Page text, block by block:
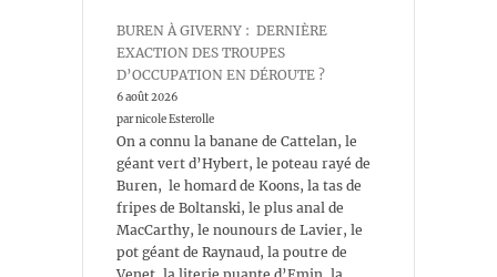
BUREN À GIVERNY : DERNIÈRE
EXACTION DES TROUPES
D’OCCUPATION EN DÉROUTE ?
6 août 2026
par nicole Esterolle
On a connu la banane de Cattelan, le
géant vert d’Hybert, le poteau rayé de
Buren, le homard de Koons, la tas de
fripes de Boltanski, le plus anal de
MacCarthy, le nounours de Lavier, le
pot géant de Raynaud, la poutre de